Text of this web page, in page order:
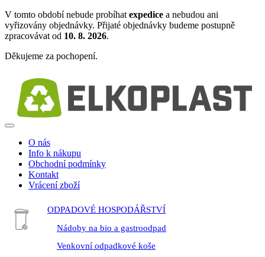
V tomto období nebude probíhat expedice a nebudou ani
vyřizovány objednávky. Přijaté objednávky budeme postupně
zpracovávat od 10. 8. 2026.
Děkujeme za pochopení.
O nás
Info k nákupu
Obchodní podmínky
Kontakt
Vrácení zboží
ODPADOVÉ HOSPODÁŘSTVÍ
Nádoby na bio a gastroodpad
Venkovní odpadkové koše